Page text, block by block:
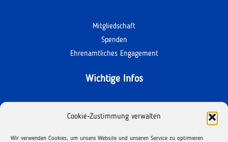
Cookie-Zustimmung verwalten
Wir verwenden Cookies, um unsere Website und unseren Service zu optimieren.
Mitgliedschaft
Spenden
Ehrenamtliches Engagement
Wichtige Infos
Kontakt